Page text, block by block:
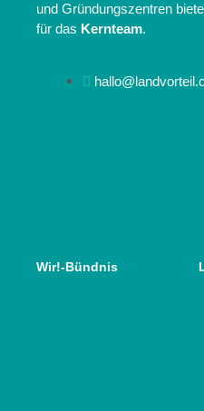
und Gründungszentren
für das Kernteam.
Wir!-Bündnis